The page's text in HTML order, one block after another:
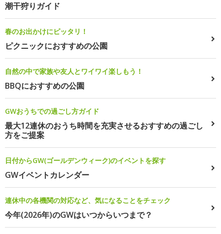
潮干狩りガイド
春のお出かけにピッタリ！
ピクニックにおすすめの公園
自然の中で家族や友人とワイワイ楽しもう！
BBQにおすすめの公園
GWおうちでの過ごし方ガイド
最大12連休のおうち時間を充実させるおすすめの過ごし
方をご提案
日付からGW(ゴールデンウィーク)のイベントを探す
GWイベントカレンダー
連休中の各機関の対応など、気になることをチェック
今年(2026年)のGWはいつからいつまで？